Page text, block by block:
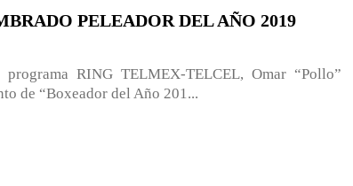
PELEADOR DEL AÑO 2019
RING TELMEX-TELCEL, Omar “Pollo”
de “Boxeador del Año 201...